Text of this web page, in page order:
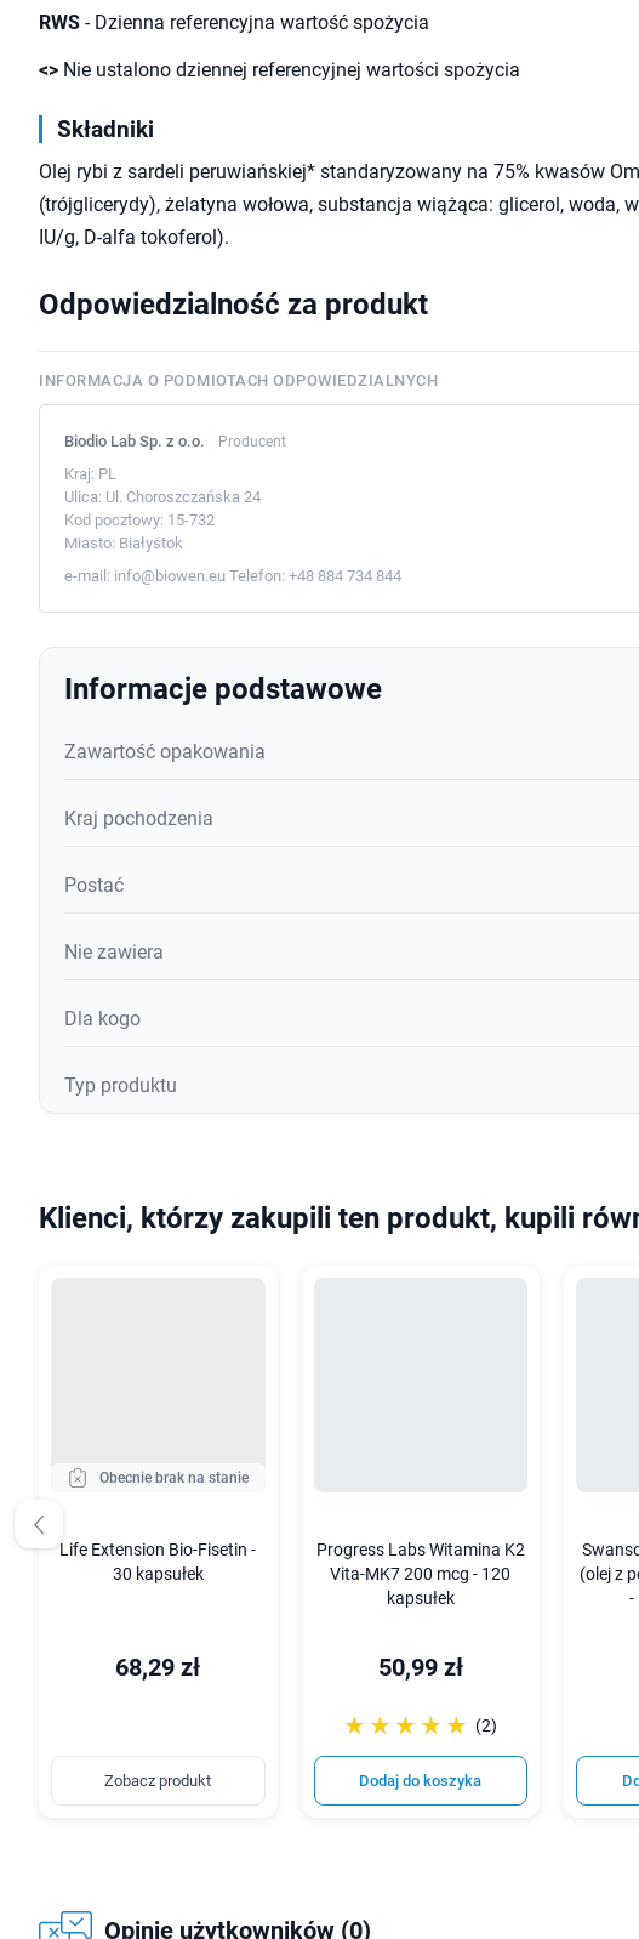
RWS - Dzienna referencyjna wartość spożycia
<> Nie ustalono dziennej referencyjnej wartości spożycia
Składniki
Olej rybi z sardeli peruwiańskiej* standaryzowany na 75% kwasów
(trójglicerydy), żelatyna wołowa, substancja wiążąca: glicerol, woda,
IU/g, D-alfa tokoferol).
Odpowiedzialność za produkt
INFORMACJA O PODMIOTACH ODPOWIEDZIALNYCH
Biodio Lab Sp. z o.o. Producent
Kraj: PL
Ulica: Ul. Choroszczańska 24
Kod pocztowy: 15-732
Miasto: Białystok
e-mail: info@biowen.eu Telefon: +48 884 734 844
Informacje podstawowe
Zawartość opakowania
Kraj pochodzenia
Postać
Nie zawiera
Dla kogo
Typ produktu
Klienci, którzy zakupili ten produkt, kupili
Obecnie brak na stanie
Life Extension Bio-Fisetin -
30 kapsułek
68,29 zł
Zobacz produkt
Progress Labs Witamina K2
Vita-MK7 200 mcg - 120
kapsułek
50,99 zł
☆☆☆☆☆
★★★★★ (2)
Dodaj do koszyka
(olej z
-
Opinie użytkowników (0)